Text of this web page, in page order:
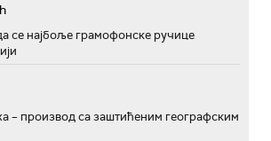
се најбоље грамофонске ручице
– производ са заштићеним географским